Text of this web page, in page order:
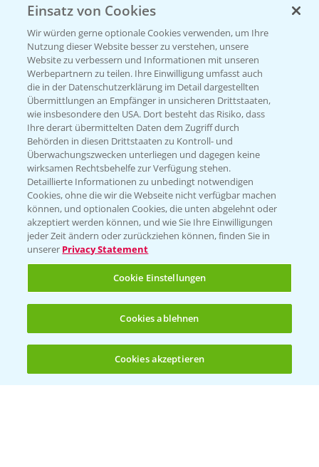
(noch 4)
Beratung auf WhatsApp
T.+49 (0)174 346 564 1
KONTAKT
Hilfe in Notfällen
T.+49 (0)214/30-20220
Folgen Sie uns
Allgemeine Nutzungsbedingungen
Datenschutzerklärung
Einsatz von Cookies
Wir würden gerne optionale Cookies verwenden, um Ihre
Nutzung dieser Website besser zu verstehen, unsere
Website zu verbessern und Informationen mit unseren
Werbepartnern zu teilen. Ihre Einwilligung umfasst auch
die in der Datenschutzerklärung im Detail dargestellten
Übermittlungen an Empfänger in unsicheren Drittstaaten,
wie insbesondere den USA. Dort besteht das Risiko, dass
Ihre derart übermittelten Daten dem Zugriff durch
Behörden in diesen Drittstaaten zu Kontroll- und
Überwachungszwecken unterliegen und dagegen keine
wirksamen Rechtsbehelfe zur Verfügung stehen.
Detaillierte Informationen zu unbedingt notwendigen
Cookies, ohne die wir die Webseite nicht verfügbar machen
können, und optionalen Cookies, die unten abgelehnt oder
akzeptiert werden können, und wie Sie Ihre Einwilligungen
jeder Zeit ändern oder zurückziehen können, finden Sie in
unserer Privacy Statement
Cookie Einstellungen
Cookies ablehnen
Cookies akzeptieren